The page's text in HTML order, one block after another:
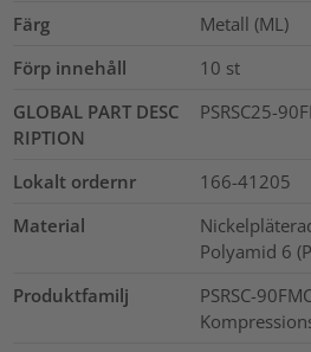
Färg
Metall (ML)
Förp innehåll
10 st
GLOBAL PART DESC
RIPTION
PSRSC25-
Lokalt ordernr
166-41205
Material
Polyamid 6
Produktfamilj
PSRSC-